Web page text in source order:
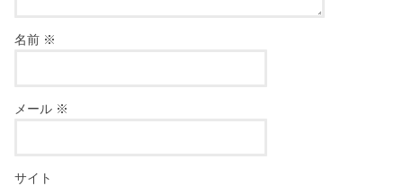
名前 ※
メール ※
サイト